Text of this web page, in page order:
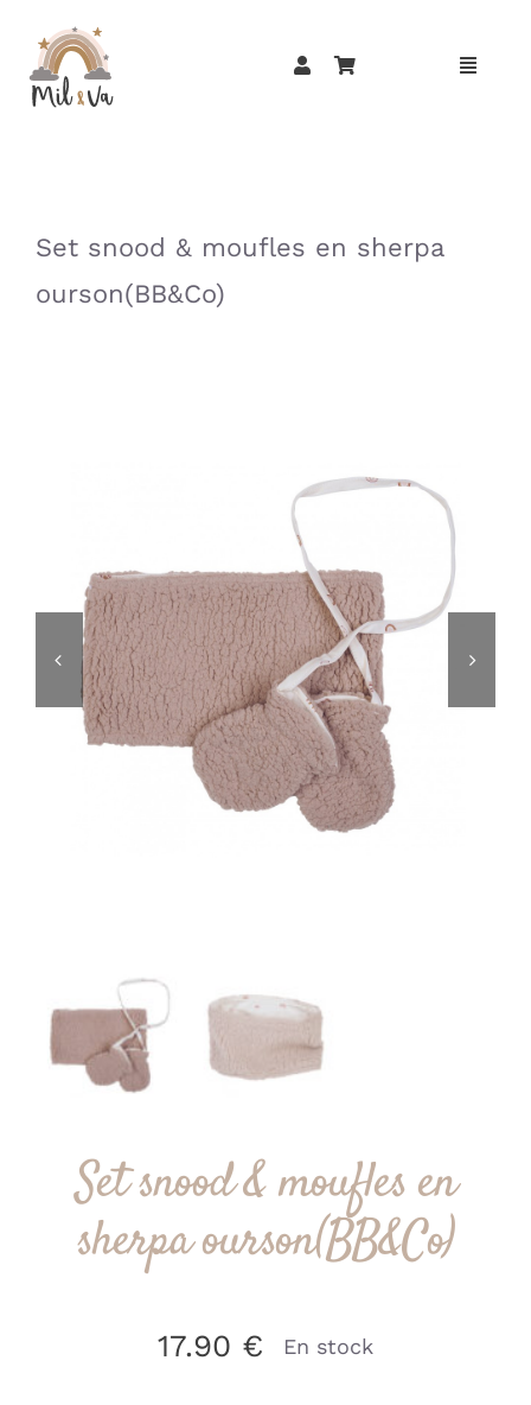
contenu
Set snood & moufles en sherpa
ourson(BB&Co)
Set snood & moufles en
sherpa ourson(BB&Co)
17.90 € En stock